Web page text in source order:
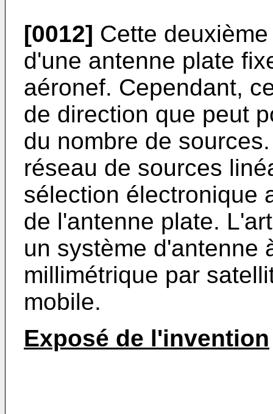
[0012] Cette
d'une antenne plate
aéronef. Cependant,
de direction que peut
du nombre de
réseau de sources
sélection électronique
de l'antenne plate.
un système d'antenne
millimétrique par
mobile.
Exposé de l'invention